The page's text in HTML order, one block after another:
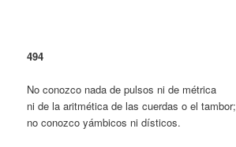
494
No conozco nada de pulsos ni de métrica
ni de la aritmética de las cuerdas o el tambor;
no conozco yámbicos ni dísticos.